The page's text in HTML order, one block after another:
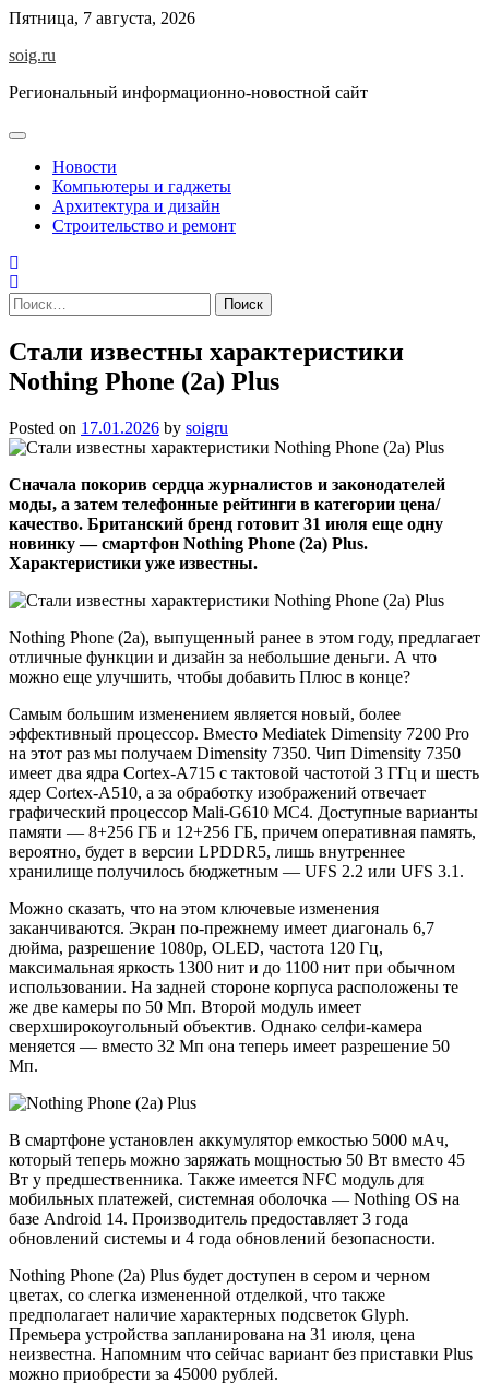
Skip
content
Пятница, 7 августа, 2026
soig.ru
Региональный информационно-новостной сайт
Новости
Компьютеры и гаджеты
Архитектура и дизайн
Строительство и ремонт
Найти:
Стали известны характеристики
Nothing Phone (2a) Plus
Posted on 17.01.2026 by soigru
Сначала покорив сердца журналистов и законодателей
моды, а затем телефонные рейтинги в категории цена/
качество. Британский бренд готовит 31 июля еще одну
новинку — смартфон Nothing Phone (2a) Plus.
Характеристики уже известны.
Nothing Phone (2a), выпущенный ранее в этом году, предлагает
отличные функции и дизайн за небольшие деньги. А что
можно еще улучшить, чтобы добавить Плюс в конце?
Самым большим изменением является новый, более
эффективный процессор. Вместо Mediatek Dimensity 7200 Pro
на этот раз мы получаем Dimensity 7350. Чип Dimensity 7350
имеет два ядра Cortex-A715 с тактовой частотой 3 ГГц и шесть
ядер Cortex-A510, а за обработку изображений отвечает
графический процессор Mali-G610 MC4. Доступные варианты
памяти — 8+256 ГБ и 12+256 ГБ, причем оперативная память,
вероятно, будет в версии LPDDR5, лишь внутреннее
хранилище получилось бюджетным — UFS 2.2 или UFS 3.1.
Можно сказать, что на этом ключевые изменения
заканчиваются. Экран по-прежнему имеет диагональ 6,7
дюйма, разрешение 1080p, OLED, частота 120 Гц,
максимальная яркость 1300 нит и до 1100 нит при обычном
использовании. На задней стороне корпуса расположены те
же две камеры по 50 Мп. Второй модуль имеет
сверхширокоугольный объектив. Однако селфи-камера
меняется — вместо 32 Мп она теперь имеет разрешение 50
Мп.
В смартфоне установлен аккумулятор емкостью 5000 мАч,
который теперь можно заряжать мощностью 50 Вт вместо 45
Вт у предшественника. Также имеется NFC модуль для
мобильных платежей, системная оболочка — Nothing OS на
базе Android 14. Производитель предоставляет 3 года
обновлений системы и 4 года обновлений безопасности.
Nothing Phone (2a) Plus будет доступен в сером и черном
цветах, со слегка измененной отделкой, что также
предполагает наличие характерных подсветок Glyph.
Премьера устройства запланирована на 31 июля, цена
неизвестна. Напомним что сейчас вариант без приставки Plus
можно приобрести за 45000 рублей.